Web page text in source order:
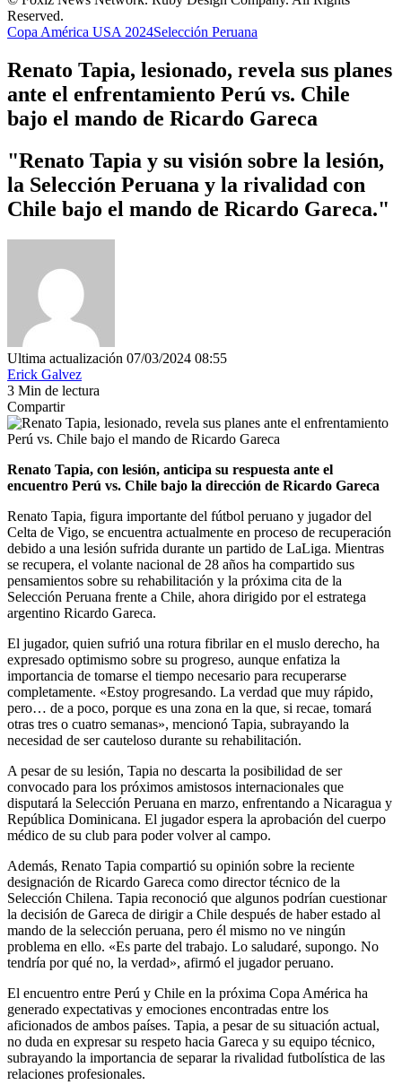
Reserved.
Copa América USA 2024Selección Peruana
Renato Tapia, lesionado, revela sus planes
ante el enfrentamiento Perú vs. Chile
bajo el mando de Ricardo Gareca
"Renato Tapia y su visión sobre la lesión,
la Selección Peruana y la rivalidad con
Chile bajo el mando de Ricardo Gareca."
Ultima actualización 07/03/2024 08:55
Erick Galvez
3 Min de lectura
Compartir
Renato Tapia, con lesión, anticipa su respuesta ante el
encuentro Perú vs. Chile bajo la dirección de Ricardo Gareca
Renato Tapia, figura importante del fútbol peruano y jugador del
Celta de Vigo, se encuentra actualmente en proceso de recuperación
debido a una lesión sufrida durante un partido de LaLiga. Mientras
se recupera, el volante nacional de 28 años ha compartido sus
pensamientos sobre su rehabilitación y la próxima cita de la
Selección Peruana frente a Chile, ahora dirigido por el estratega
argentino Ricardo Gareca.
El jugador, quien sufrió una rotura fibrilar en el muslo derecho, ha
expresado optimismo sobre su progreso, aunque enfatiza la
importancia de tomarse el tiempo necesario para recuperarse
completamente. «Estoy progresando. La verdad que muy rápido,
pero… de a poco, porque es una zona en la que, si recae, tomará
otras tres o cuatro semanas», mencionó Tapia, subrayando la
necesidad de ser cauteloso durante su rehabilitación.
A pesar de su lesión, Tapia no descarta la posibilidad de ser
convocado para los próximos amistosos internacionales que
disputará la Selección Peruana en marzo, enfrentando a Nicaragua y
República Dominicana. El jugador espera la aprobación del cuerpo
médico de su club para poder volver al campo.
Además, Renato Tapia compartió su opinión sobre la reciente
designación de Ricardo Gareca como director técnico de la
Selección Chilena. Tapia reconoció que algunos podrían cuestionar
la decisión de Gareca de dirigir a Chile después de haber estado al
mando de la selección peruana, pero él mismo no ve ningún
problema en ello. «Es parte del trabajo. Lo saludaré, supongo. No
tendría por qué no, la verdad», afirmó el jugador peruano.
El encuentro entre Perú y Chile en la próxima Copa América ha
generado expectativas y emociones encontradas entre los
aficionados de ambos países. Tapia, a pesar de su situación actual,
no duda en expresar su respeto hacia Gareca y su equipo técnico,
subrayando la importancia de separar la rivalidad futbolística de las
relaciones profesionales.